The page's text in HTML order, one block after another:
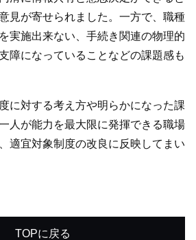
見が寄せられました。一方で、職種
実施出来ない、手続き関連の物理的
障になっていることなどの課題感も
に対する考え方や明らかになった課
人が能力を最大限に発揮できる職場
適宜対象制度の改良に反映してまい
TOPに戻る